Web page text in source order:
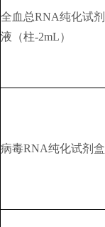
全血总RNA纯化试
液（柱-2mL）
病毒RNA纯化试剂盒